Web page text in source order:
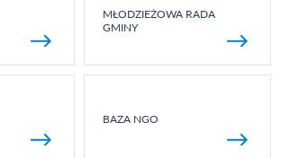
MŁODZIEŻOWA RADA
GMINY
BAZA NGO